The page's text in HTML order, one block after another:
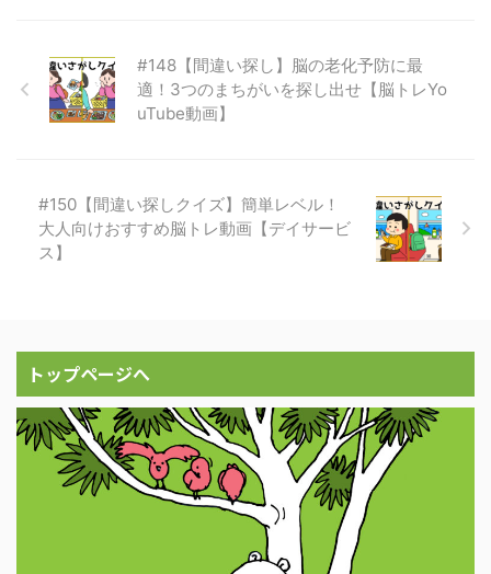
#148【間違い探し】脳の老化予防に最
適！3つのまちがいを探し出せ【脳トレYo
uTube動画】
#150【間違い探しクイズ】簡単レベル！
大人向けおすすめ脳トレ動画【デイサービ
ス】
トップページへ